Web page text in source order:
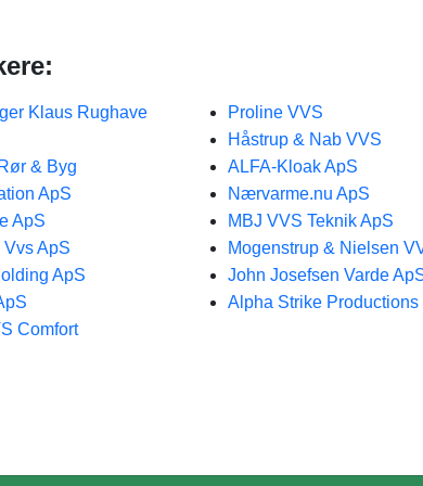
Klaus Rughave
& Byg
ApS
ApS
ApS
ApS
Comfort
Proline VVS
Håstrup & Nab VVS
ALFA-Kloak ApS
Nærvarme.nu ApS
MBJ VVS Teknik ApS
Mogenstrup & Nielsen
John Josefsen Varde
Alpha Strike Productions